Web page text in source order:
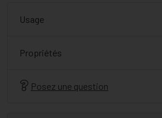
Usage
Propriétés
Posez une question